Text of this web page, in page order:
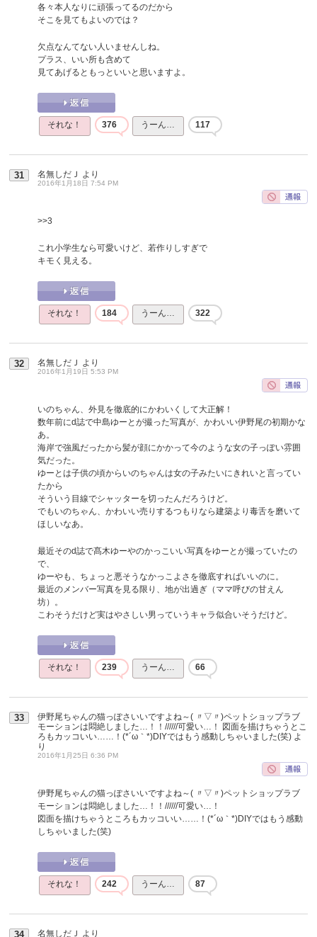
各々本人なりに頑張ってるのだから
そこを見てもよいのでは？
欠点なんてない人いませんしね。
プラス、いい所も含めて
見てあげるともっといいと思いますよ。
それな！ 376 うーん… 117
31 名無しだＪ より
2016年1月18日 7:54 PM
>>3
これ小学生なら可愛いけど、若作りしすぎで
キモく見える。
それな！ 184 うーん… 322
32 名無しだＪ より
2016年1月19日 5:53 PM
いのちゃん、外見を徹底的にかわいくして大正解！
数年前にd誌で中島ゆーとが撮った写真が、かわいい伊野尾の初期かな
あ。
海岸で強風だったから髪が顔にかかって今のような女の子っぽい雰囲
気だった。
ゆーとは子供の頃からいのちゃんは女の子みたいにきれいと言ってい
たから
そういう目線でシャッターを切ったんだろうけど。
でもいのちゃん、かわいい売りするつもりなら建築より毒舌を磨いて
ほしいなあ。
最近そのd誌で髙木ゆーやのかっこいい写真をゆーとが撮っていたの
で、
ゆーやも、ちょっと悪そうなかっこよさを徹底すればいいのに。
最近のメンバー写真を見る限り、地が出過ぎ（ママ呼びの甘えん
坊）。
こわそうだけど実はやさしい男っていうキャラ似合いそうだけど。
それな！ 239 うーん… 66
33
伊野尾ちゃんの猫っぽさいいですよね～( 〃▽〃)ペットショップラブ
モーションは悶絶しました…！！//////可愛い…！ 図面を描けちゃうとこ
ろもカッコいい……！(*´ω｀*)DIYではもう感動しちゃいました(笑) よ
り
2016年1月25日 6:36 PM
伊野尾ちゃんの猫っぽさいいですよね～( 〃▽〃)ペットショップラブ
モーションは悶絶しました…！！//////可愛い…！
図面を描けちゃうところもカッコいい……！(*´ω｀*)DIYではもう感動
しちゃいました(笑)
それな！ 242 うーん… 87
34 名無しだＪ より